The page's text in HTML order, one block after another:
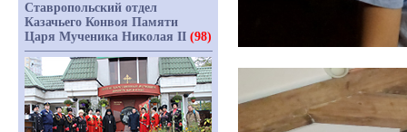
Ставропольский отдел
Казачьего Конвоя Памяти
Царя Мученика Николая II (98)